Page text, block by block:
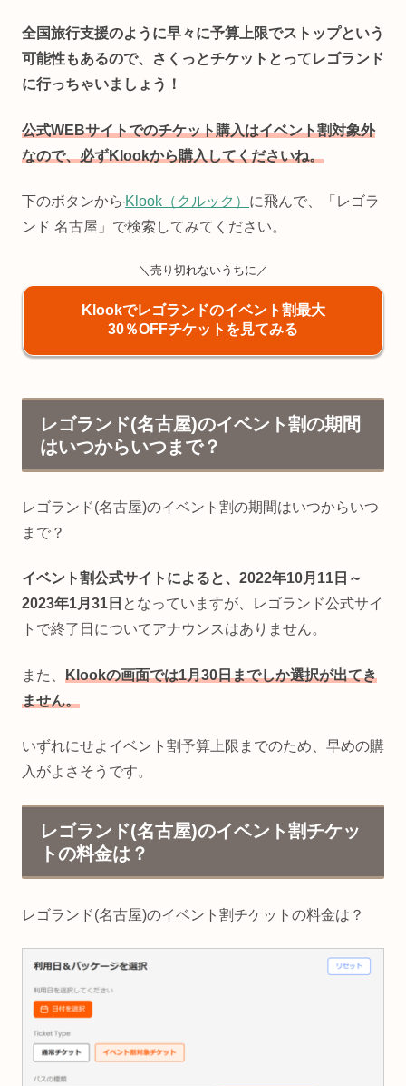
全国旅行支援のように早々に予算上限でストップという
可能性もあるので、さくっとチケットとってレゴランド
に行っちゃいましょう！
公式WEBサイトでのチケット購入はイベント割対象外
なので、必ずKlookから購入してくださいね。
下のボタンから Klook（クルック） に飛んで、「レゴラ
ンド 名古屋」で検索してみてください。
＼売り切れないうちに／
Klookでレゴランドのイベント割最大
30％OFFチケットを見てみる
レゴランド(名古屋)のイベント割の期間
はいつからいつまで？
レゴランド(名古屋)のイベント割の期間はいつからいつ
まで？
イベント割公式サイトによると、2022年10月11日～
2023年1月31日 となっていますが、レゴランド公式サイ
トで終了日についてアナウンスはありません。
また、 Klookの画面では1月30日までしか選択が出てき
ません。
いずれにせよイベント割予算上限までのため、早めの購
入がよさそうです。
レゴランド(名古屋)のイベント割チケッ
トの料金は？
レゴランド(名古屋)のイベント割チケットの料金は？